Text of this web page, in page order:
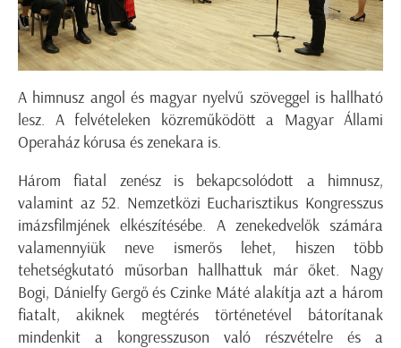
A himnusz angol és magyar nyelvű szöveggel is hallható
lesz. A felvételeken közreműködött a Magyar Állami
Operaház kórusa és zenekara is.
Három fiatal zenész is bekapcsolódott a himnusz,
valamint az 52. Nemzetközi Eucharisztikus Kongresszus
imázsfilmjének elkészítésébe. A zenekedvelők számára
valamennyiük neve ismerős lehet, hiszen több
tehetségkutató műsorban hallhattuk már őket. Nagy
Bogi, Dánielfy Gergő és Czinke Máté alakítja azt a három
fiatalt, akiknek megtérés történetével bátorítanak
mindenkit a kongresszuson való részvételre és a